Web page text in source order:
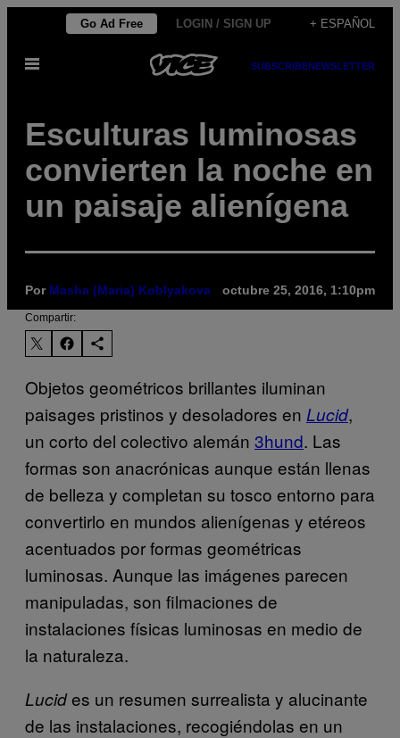
contenido
Go Ad Free LOGIN / SIGN UP + ESPAÑOL
Abrir
SUBSCRIBENEWSLETTER
Esculturas luminosas
convierten la noche en
un paisaje alienígena
Por Masha (Maria) Koblyakova octubre 25, 2016, 1:10pm
Compartir:
Objetos geométricos brillantes iluminan
paisages pristinos y desoladores en Lucid,
un corto del colectivo alemán 3hund. Las
formas son anacrónicas aunque están llenas
de belleza y completan su tosco entorno para
convertirlo en mundos alienígenas y etéreos
acentuados por formas geométricas
luminosas. Aunque las imágenes parecen
manipuladas, son filmaciones de
instalaciones físicas luminosas en medio de
la naturaleza.
Lucides un resumen surrealista y alucinante
de las instalaciones, recogiéndolas en un